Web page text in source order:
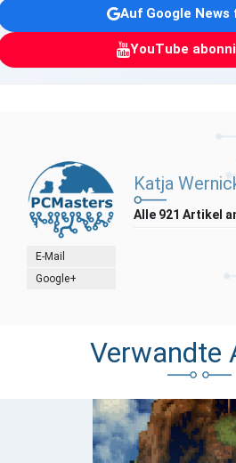
Auf Google News
YouTube
E-Mail
Google+
Katja
Alle 921 Artikel
Verwandte